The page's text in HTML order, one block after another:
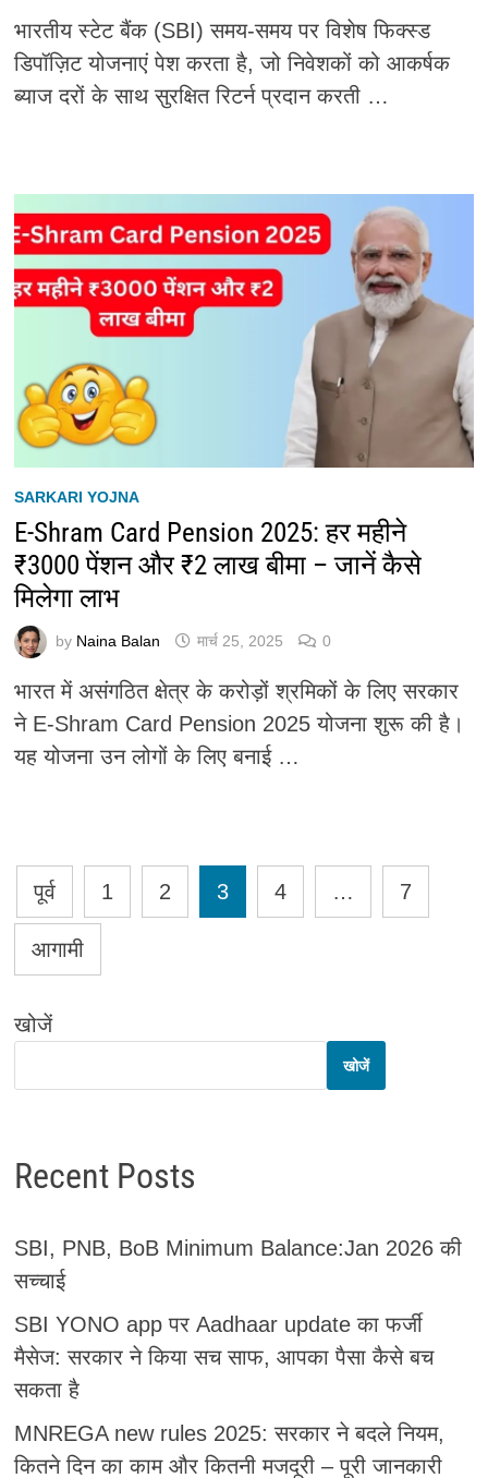
भारतीय स्टेट बैंक (SBI) समय-समय पर विशेष फिक्स्ड
डिपॉज़िट योजनाएं पेश करता है, जो निवेशकों को आकर्षक
ब्याज दरों के साथ सुरक्षित रिटर्न प्रदान करती …
SARKARI YOJNA
E-Shram Card Pension 2025: हर महीने
₹3000 पेंशन और ₹2 लाख बीमा – जानें कैसे
मिलेगा लाभ
by Naina Balan मार्च 25, 2025 0
भारत में असंगठित क्षेत्र के करोड़ों श्रमिकों के लिए सरकार
ने E-Shram Card Pension 2025 योजना शुरू की है।
यह योजना उन लोगों के लिए बनाई …
Posts
pagination
पूर्व 1 2 3 4 … 7
आगामी
खोजें
खोजें
Recent Posts
SBI, PNB, BoB Minimum Balance:Jan 2026 की
सच्चाई
SBI YONO app पर Aadhaar update का फर्जी
मैसेज: सरकार ने किया सच साफ, आपका पैसा कैसे बच
सकता है
MNREGA new rules 2025: सरकार ने बदले नियम,
कितने दिन का काम और कितनी मजदूरी – पूरी जानकारी